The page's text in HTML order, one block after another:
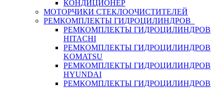
КОНДИЦИОНЕР
МОТОРЧИКИ СТЕКЛООЧИСТИТЕЛЕЙ
РЕМКОМПЛЕКТЫ ГИДРОЦИЛИНДРОВ
РЕМКОМПЛЕКТЫ ГИДРОЦИЛИНДРОВ
HITACHI
РЕМКОМПЛЕКТЫ ГИДРОЦИЛИНДРОВ
KOMATSU
РЕМКОМПЛЕКТЫ ГИДРОЦИЛИНДРОВ
HYUNDAI
РЕМКОМПЛЕКТЫ ГИДРОЦИЛИНДРОВ